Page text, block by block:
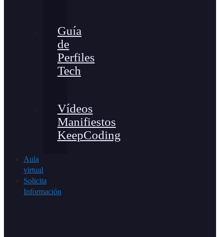
Guía
de
Perfiles
Tech
Vídeos
Manifiestos
KeepCoding
Aula
virtual
Solicita
Información